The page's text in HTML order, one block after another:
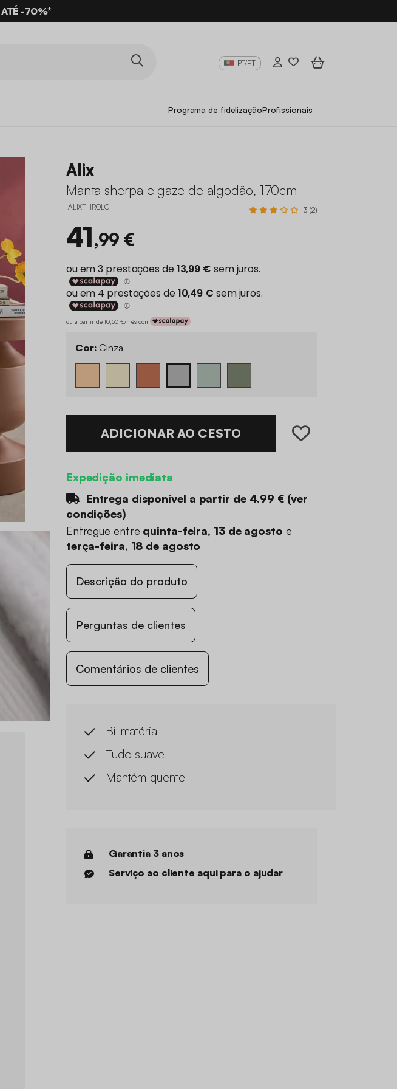
ATÉ -70%*
PT/PT
Programa de fidelizaçãoProfissionais
Alix
Manta sherpa e gaze de algodão, 170cm
IALIXTHROLG 3 (2)
41,99 €
ou a partir de 10,50 €/mês com
Cor: Cinza
ADICIONAR AO CESTO
Expedição imediata
Entrega disponível a partir de 4.99 € (ver
condições)
Entregue entre quinta-feira, 13 de agosto e
terça-feira, 18 de agosto
Descrição do produto
Perguntas de clientes
Comentários de clientes
Bi-matéria
Tudo suave
Mantém quente
Garantia 3 anos
Serviço ao cliente aqui para o ajudar